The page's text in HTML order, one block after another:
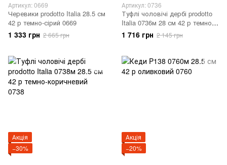
Артикул: 0669
Черевики prodotto Italia 28.5 см
42 р темно-сірий 0669
1 333 грн 2 665 грн
Артикул: 0736
Туфлі чоловічі дербі prodotto
Italia 0736м 28 см 42 р темно-
сірий 0736
1 716 грн 2 145 грн
Акція
−30%
Акція
−20%